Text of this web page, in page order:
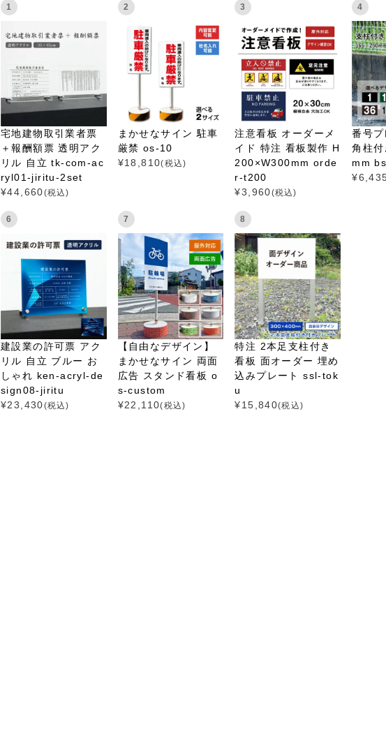
1
宅地建物取引業者票
＋報酬額票 透明アク
リル 自立 tk-com-ac
ryl01-jiritu-2set
¥44,660(税込)
2
まかせなサイン 駐車
厳禁 os-10
¥18,810(税込)
3
注意看板 オーダーメ
イド 特注 看板製作 H
200×W300mm orde
r-t200
¥3,960(税込)
4
番号プ
角柱
mm
¥
6
建設業の許可票 アク
リル 自立 ブルー お
しゃれ ken-acryl-de
sign08-jiritu
¥23,430(税込)
7
【自由なデザイン】
まかせなサイン 両面
広告 スタンド看板 o
s-custom
¥22,110(税込)
8
特注 2本足支柱付き
看板 面オーダー 埋め
込みプレート ssl-tok
u
¥15,840(税込)